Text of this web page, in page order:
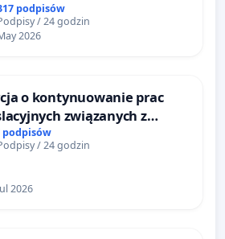
podpisów
/ 24 godzin
2026
o kontynuowanie prac
związanych z
prawa rodzinnego
podpisów
/ 24 godzin
2026